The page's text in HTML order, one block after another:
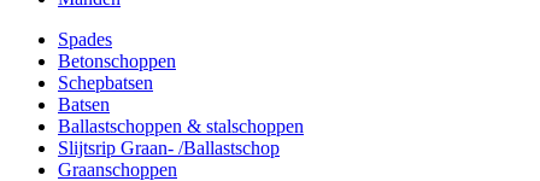
Spades
Betonschoppen
Schepbatsen
Batsen
Ballastschoppen & stalschoppen
Slijtsrip Graan- /Ballastschop
Graanschoppen